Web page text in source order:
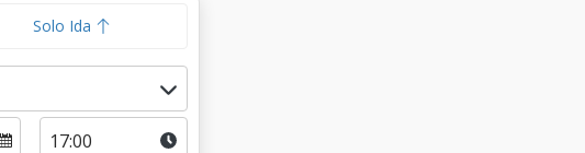
Solo Ida